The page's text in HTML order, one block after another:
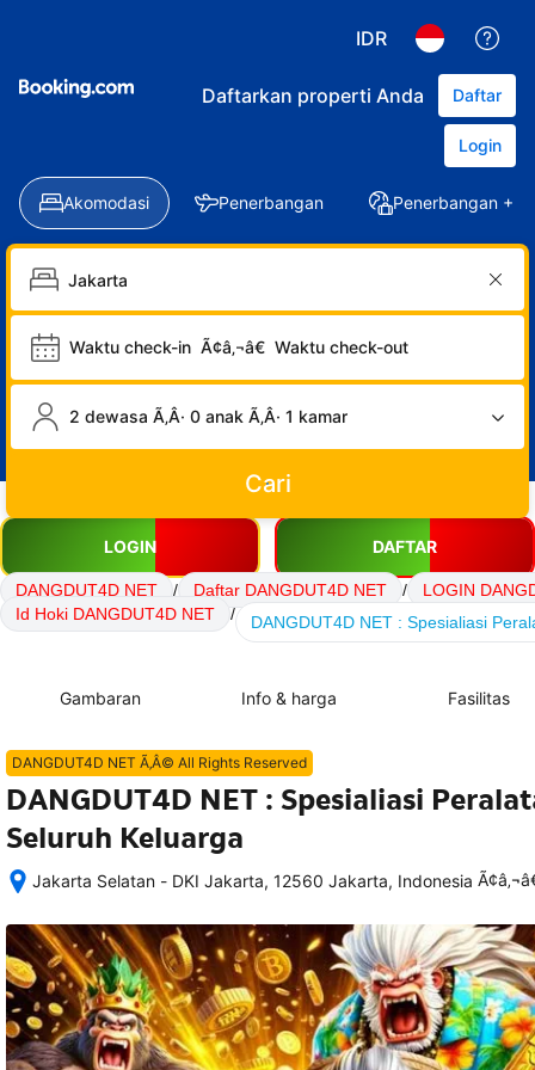
IDR
Daftarkan properti Anda Daftar
Login
Akomodasi Penerbangan Penerbangan +
Waktu check-in Ã¢â‚¬â€ Waktu check-out
2 dewasa Ã‚Â· 0 anak Ã‚Â· 1 kamar
Cari
LOGIN DAFTAR
DANGDUT4D NET / Daftar DANGDUT4D NET /
LOGIN
Id Hoki DANGDUT4D NET
/ DANGDUT4D NET : Spesialiasi
Gambaran Info & harga Fasilitas
DANGDUT4D NET Ã‚Â© All Rights Reserved
DANGDUT4D NET : Spesialiasi
Seluruh Keluarga
Jakarta Selatan - DKI Jakarta, 12560 Jakarta, Indonesia
memesan,
semua
rincian
akomodasi
termasuk
nomor